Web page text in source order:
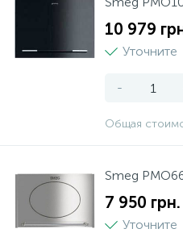
10 979
Уточните
-
Общая
Smeg
7 950 грн.
Уточните